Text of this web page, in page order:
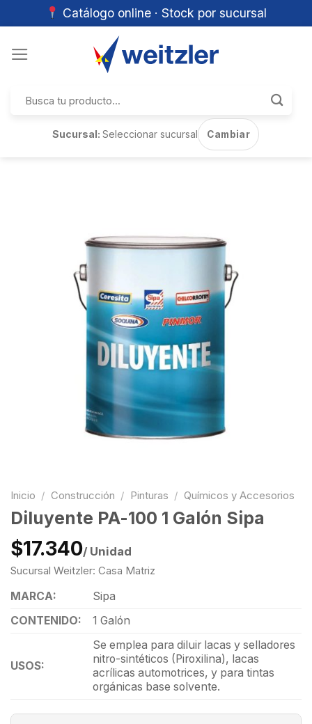
Catálogo online · Stock por sucursal
por:
Sucursal:Seleccionar sucursal Cambiar
Inicio / Construcción / Pinturas / Químicos y Accesorios
Diluyente PA-100 1 Galón Sipa
$17.340/ Unidad
Sucursal Weitzler: Casa Matriz
MARCA:
Sipa
CONTENIDO:
1 Galón
USOS:
Se emplea para diluir lacas y selladores
nitro-sintéticos (Piroxilina), lacas
acrílicas automotrices, y para tintas
orgánicas base solvente.